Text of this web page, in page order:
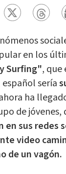
en los
Surfing", que
sería
ha
de jóvenes,
sus redes
video
de un vagón.